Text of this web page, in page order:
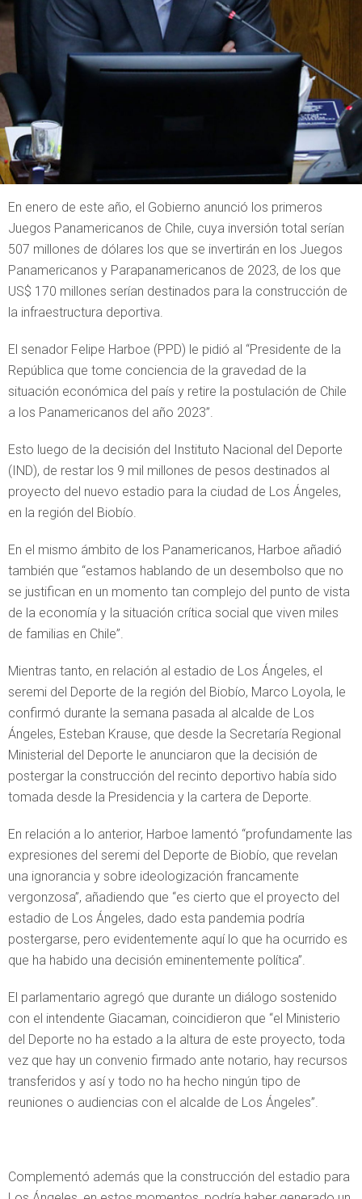
En enero de este año, el Gobierno anunció los primeros
Juegos Panamericanos de Chile, cuya inversión total serían
507 millones de dólares los que se invertirán en los Juegos
Panamericanos y Parapanamericanos de 2023, de los que
US$ 170 millones serían destinados para la construcción de
la infraestructura deportiva.
El senador Felipe Harboe (PPD) le pidió al “Presidente de la
República que tome conciencia de la gravedad de la
situación económica del país y retire la postulación de Chile
a los Panamericanos del año 2023”.
Esto luego de la decisión del Instituto Nacional del Deporte
(IND), de restar los 9 mil millones de pesos destinados al
proyecto del nuevo estadio para la ciudad de Los Ángeles,
en la región del Biobío.
En el mismo ámbito de los Panamericanos, Harboe añadió
también que “estamos hablando de un desembolso que no
se justifican en un momento tan complejo del punto de vista
de la economía y la situación crítica social que viven miles
de familias en Chile”.
Mientras tanto, en relación al estadio de Los Ángeles, el
seremi del Deporte de la región del Biobío, Marco Loyola, le
confirmó durante la semana pasada al alcalde de Los
Ángeles, Esteban Krause, que desde la Secretaría Regional
Ministerial del Deporte le anunciaron que la decisión de
postergar la construcción del recinto deportivo había sido
tomada desde la Presidencia y la cartera de Deporte.
En relación a lo anterior, Harboe lamentó “profundamente las
expresiones del seremi del Deporte de Biobío, que revelan
una ignorancia y sobre ideologización francamente
vergonzosa”, añadiendo que “es cierto que el proyecto del
estadio de Los Ángeles, dado esta pandemia podría
postergarse, pero evidentemente aquí lo que ha ocurrido es
que ha habido una decisión eminentemente política”.
El parlamentario agregó que durante un diálogo sostenido
con el intendente Giacaman, coincidieron que “el Ministerio
del Deporte no ha estado a la altura de este proyecto, toda
vez que hay un convenio firmado ante notario, hay recursos
transferidos y así y todo no ha hecho ningún tipo de
reuniones o audiencias con el alcalde de Los Ángeles”.
Complementó además que la construcción del estadio para